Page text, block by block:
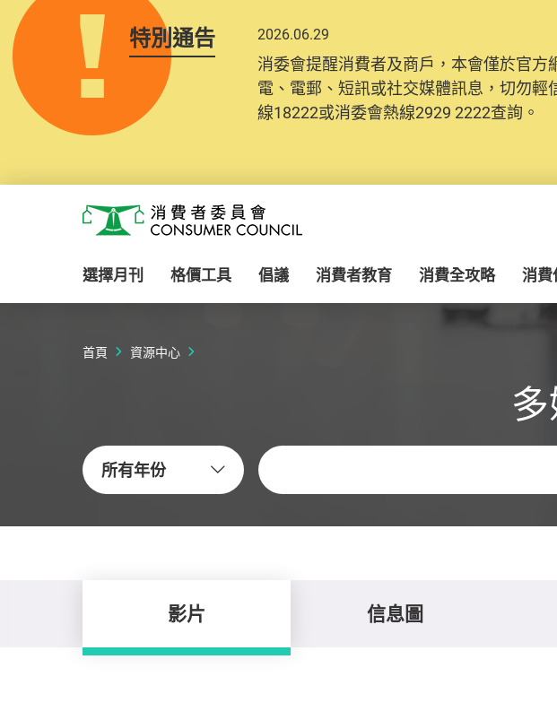
特別通告 2026.06.29
消委會提醒消費者及商戶，本會僅於官
電、電郵、短訊或社交媒體訊息，切勿
線18222或消委會熱線2929 2222查詢。
2025.10.31
為提升使用者體驗及網絡安全，本會的
消費者需要提供基本聯絡資料（包括姓
紀錄將清晰整合於帳戶中，方便日後作出
消費者委員會
選擇月刊 格價工具 倡議 消費者教育 消費全攻略 消費
首頁 資源中心
所有年份
關鍵字
影片 信息圖